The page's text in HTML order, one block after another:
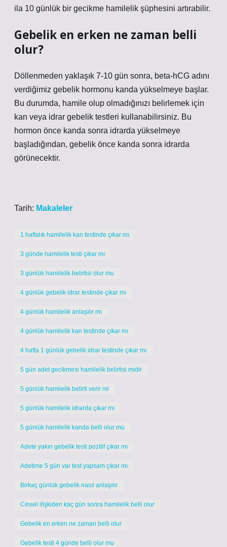
ila 10 günlük bir gecikme hamilelik şüphesini artırabilir.
Gebelik en erken ne zaman belli
olur?
Döllenmeden yaklaşık 7-10 gün sonra, beta-hCG adını
verdiğimiz gebelik hormonu kanda yükselmeye başlar.
Bu durumda, hamile olup olmadığınızı belirlemek için
kan veya idrar gebelik testleri kullanabilirsiniz. Bu
hormon önce kanda sonra idrarda yükselmeye
başladığından, gebelik önce kanda sonra idrarda
görünecektir.
Tarih: Makaleler
1 haftalık hamilelik kan testinde çıkar mı
3 günde hamilelik testi çıkar mı
3 günlük hamilelik belirtisi olur mu
4 günlük gebelik idrar testinde çıkar mı
4 günlük hamilelik anlaşılır mı
4 günlük hamilelik kan testinde çıkar mı
4 hafta 1 günlük gebelik idrar testinde çıkar mı
5 gün adet gecikmesi hamilelik belirtisi midir
5 günlük hamilelik belirti verir mi
5 günlük hamilelik idrarda çıkar mı
5 günlük hamilelik kanda belli olur mu
Adete yakın gebelik testi pozitif çıkar mı
Adetime 5 gün var test yapsam çıkar mı
Birkaç günlük gebelik nasıl anlaşılır
Cinsel ilişkiden kaç gün sonra hamilelik belli olur
Gebelik en erken ne zaman belli olur
Gebelik testi 4 günde belli olur mu